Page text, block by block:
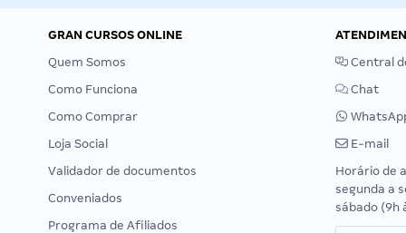
GRAN CURSOS ONLINE
Quem Somos
Como Funciona
Como Comprar
Loja Social
Validador de documentos
Conveniados
Programa de Afiliados
Central
Chat
E-mail
Horário de
segunda a
sábado (9h